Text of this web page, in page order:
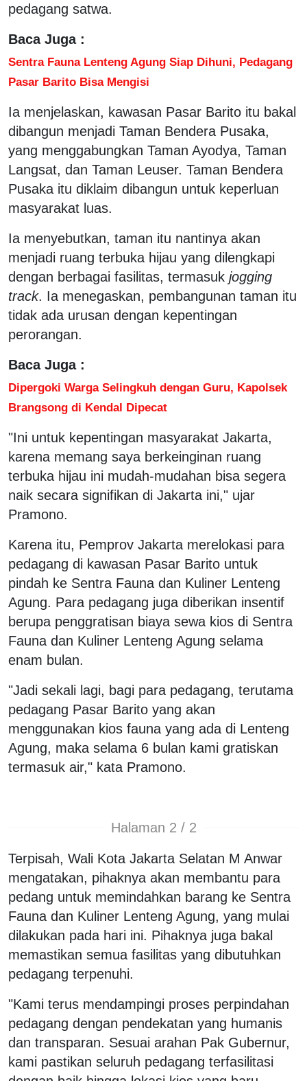
pedagang satwa.
Baca Juga :
Sentra Fauna Lenteng Agung Siap Dihuni, Pedagang
Pasar Barito Bisa Mengisi
Ia menjelaskan, kawasan Pasar Barito itu bakal
dibangun menjadi Taman Bendera Pusaka,
yang menggabungkan Taman Ayodya, Taman
Langsat, dan Taman Leuser. Taman Bendera
Pusaka itu diklaim dibangun untuk keperluan
masyarakat luas.
Ia menyebutkan, taman itu nantinya akan
menjadi ruang terbuka hijau yang dilengkapi
dengan berbagai fasilitas, termasuk jogging
track. Ia menegaskan, pembangunan taman itu
tidak ada urusan dengan kepentingan
perorangan.
Baca Juga :
Dipergoki Warga Selingkuh dengan Guru, Kapolsek
Brangsong di Kendal Dipecat
"Ini untuk kepentingan masyarakat Jakarta,
karena memang saya berkeinginan ruang
terbuka hijau ini mudah-mudahan bisa segera
naik secara signifikan di Jakarta ini," ujar
Pramono.
Karena itu, Pemprov Jakarta merelokasi para
pedagang di kawasan Pasar Barito untuk
pindah ke Sentra Fauna dan Kuliner Lenteng
Agung. Para pedagang juga diberikan insentif
berupa penggratisan biaya sewa kios di Sentra
Fauna dan Kuliner Lenteng Agung selama
enam bulan.
"Jadi sekali lagi, bagi para pedagang, terutama
pedagang Pasar Barito yang akan
menggunakan kios fauna yang ada di Lenteng
Agung, maka selama 6 bulan kami gratiskan
termasuk air," kata Pramono.
Halaman 2 / 2
Terpisah, Wali Kota Jakarta Selatan M Anwar
mengatakan, pihaknya akan membantu para
pedang untuk memindahkan barang ke Sentra
Fauna dan Kuliner Lenteng Agung, yang mulai
dilakukan pada hari ini. Pihaknya juga bakal
memastikan semua fasilitas yang dibutuhkan
pedagang terpenuhi.
"Kami terus mendampingi proses perpindahan
pedagang dengan pendekatan yang humanis
dan transparan. Sesuai arahan Pak Gubernur,
kami pastikan seluruh pedagang terfasilitasi